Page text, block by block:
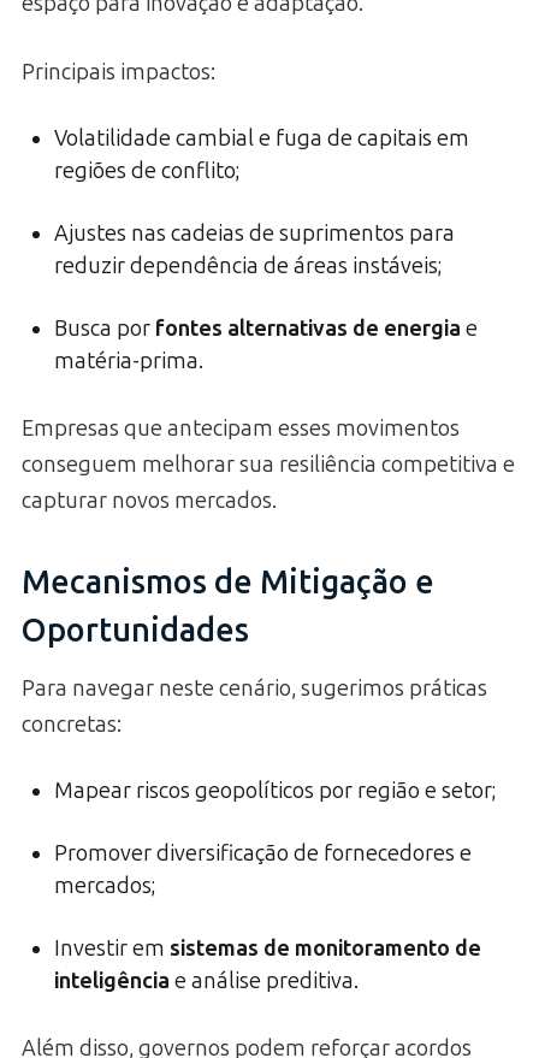
Principais impactos:
Volatilidade cambial e fuga de capitais em
regiões de conflito;
Ajustes nas cadeias de suprimentos para
reduzir dependência de áreas instáveis;
Busca por fontes alternativas de energia e
matéria-prima.
Empresas que antecipam esses movimentos
conseguem melhorar sua resiliência competitiva e
capturar novos mercados.
Mecanismos de Mitigação e
Oportunidades
Para navegar neste cenário, sugerimos práticas
concretas:
Mapear riscos geopolíticos por região e setor;
Promover diversificação de fornecedores e
mercados;
Investir em sistemas de monitoramento de
inteligência e análise preditiva.
Além disso, governos podem reforçar acordos